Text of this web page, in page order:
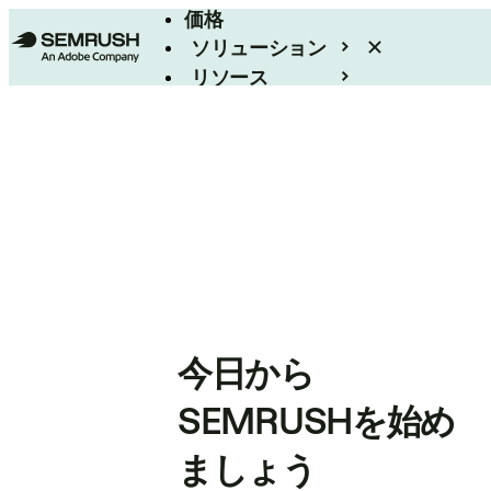
価格
ソリューション
リソース
今日から
SEMRUSHを始め
ましょう